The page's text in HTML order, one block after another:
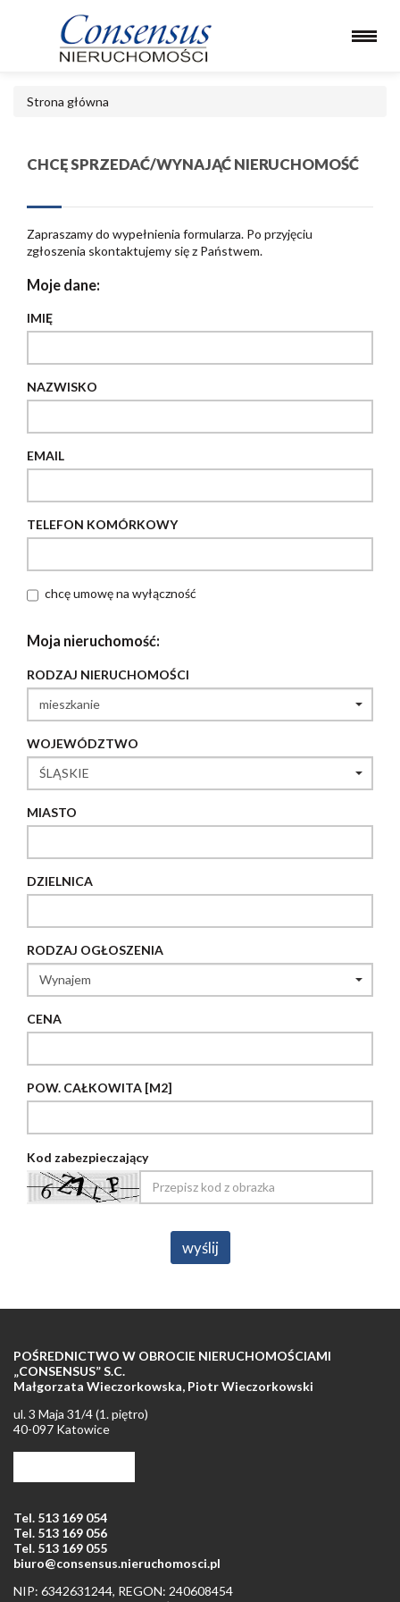
Strona główna
CHCĘ SPRZEDAĆ/WYNAJĄĆ NIERUCHOMOŚĆ
Zapraszamy do wypełnienia formularza. Po przyjęciu
zgłoszenia skontaktujemy się z Państwem.
Moje dane:
IMIĘ
NAZWISKO
EMAIL
TELEFON KOMÓRKOWY
chcę umowę na wyłączność
Moja nieruchomość:
RODZAJ NIERUCHOMOŚCI
WOJEWÓDZTWO
MIASTO
DZIELNICA
RODZAJ OGŁOSZENIA
CENA
POW. CAŁKOWITA [M2]
Kod zabezpieczający
POŚREDNICTWO W OBROCIE NIERUCHOMOŚCIAMI
„CONSENSUS” S.C.
Małgorzata Wieczorkowska, Piotr Wieczorkowski
ul. 3 Maja 31/4 (1. piętro)
40-097 Katowice
Tel. 513 169 054
Tel. 513 169 056
Tel. 513 169 055
biuro@consensus.nieruchomosci.pl
NIP: 6342631244, REGON: 240608454